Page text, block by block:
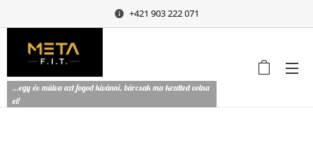
+421 903 222 071
...egy év múlva azt fogod kívánni, bárcsak ma kezdted volna
el!